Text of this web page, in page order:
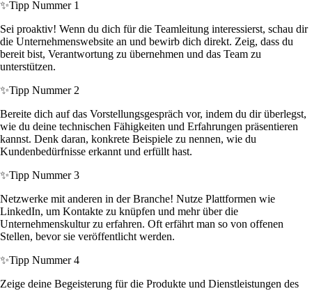
✨Tipp Nummer 1
Sei proaktiv! Wenn du dich für die Teamleitung interessierst, schau dir
die Unternehmenswebsite an und bewirb dich direkt. Zeig, dass du
bereit bist, Verantwortung zu übernehmen und das Team zu
unterstützen.
✨Tipp Nummer 2
Bereite dich auf das Vorstellungsgespräch vor, indem du dir überlegst,
wie du deine technischen Fähigkeiten und Erfahrungen präsentieren
kannst. Denk daran, konkrete Beispiele zu nennen, wie du
Kundenbedürfnisse erkannt und erfüllt hast.
✨Tipp Nummer 3
Netzwerke mit anderen in der Branche! Nutze Plattformen wie
LinkedIn, um Kontakte zu knüpfen und mehr über die
Unternehmenskultur zu erfahren. Oft erfährt man so von offenen
Stellen, bevor sie veröffentlicht werden.
✨Tipp Nummer 4
Zeige deine Begeisterung für die Produkte und Dienstleistungen des